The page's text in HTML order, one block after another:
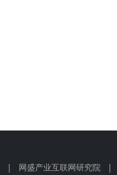
| 网盛产业互联网研究院 |